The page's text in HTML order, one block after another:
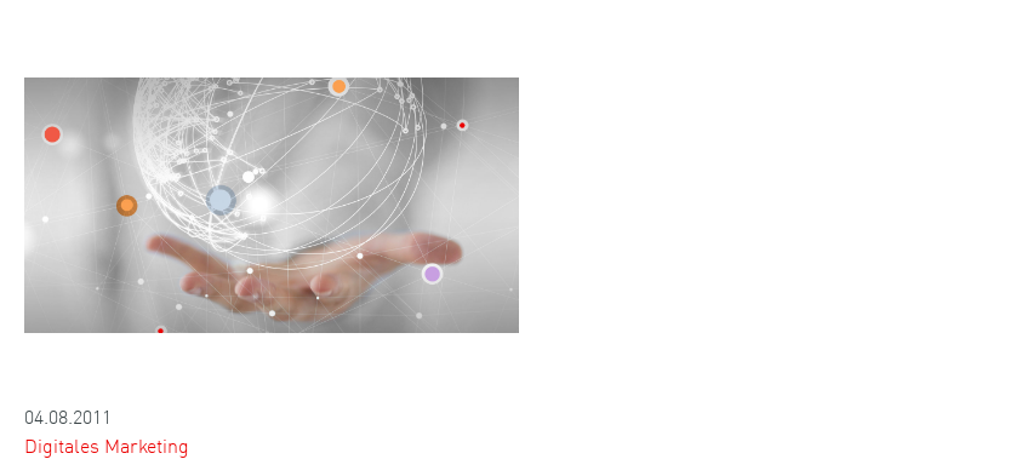
04.08.2011
Digitales Marketing